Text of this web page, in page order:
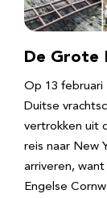
De Grote
Op 13
Duitse
vertrokken uit
reis naar New
arriveren, want
Engelse